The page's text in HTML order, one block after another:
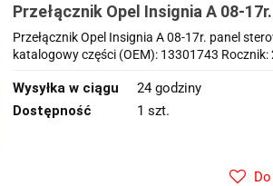
Przełącznik Opel Insignia A 08-
sterowania podnoszenia szyb EU
Przełącznik Opel Insignia A 08-17r. panel
katalogowy części (OEM): 13301743
Wysyłka w ciągu
24 godziny
Dostępność
1 szt.